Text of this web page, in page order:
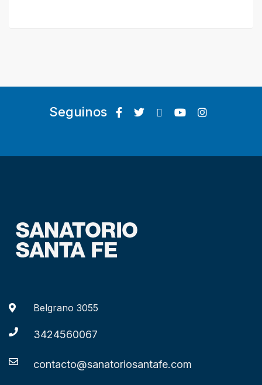
Seguinos
Belgrano 3055
3424560067
contacto@sanatoriosantafe.com